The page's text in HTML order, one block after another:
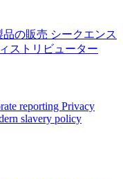
品の販売 シークエンス
ストリビューター
reporting Privacy
slavery policy